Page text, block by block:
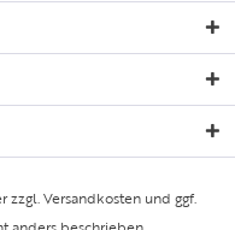
zzgl.Versandkostenund ggf.